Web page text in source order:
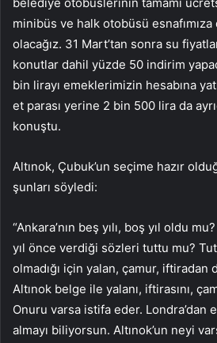
minibüs ve halk otobüsü esnafımıza
olacağız. 31 Mart’tan sonra su
konutlar dahil yüzde 50 indirim
bin lirayı emeklerimizin hesabına
et parası yerine 2 bin 500 lira da
konuştu.
Altınok, Çubuk’un seçime hazır
şunları söyledi:
“Ankara’nın beş yılı, boş yıl oldu
yıl önce verdiği sözleri tuttu mu?
olmadığı için yalan, çamur, iftiradan
Altınok belge ile yalanı, iftirasını,
Onuru varsa istifa eder. Londra’dan
almayı biliyorsun. Altınok’un neyi